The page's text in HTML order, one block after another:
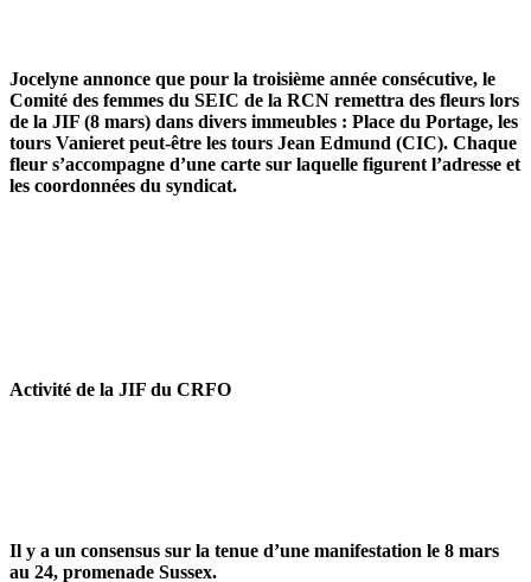
Jocelyne annonce que pour la troisième année consécutive, le
Comité des femmes du SEIC de la RCN remettra des fleurs lors
de la JIF (8 mars) dans divers immeubles : Place du Portage, les
tours Vanieret peut-être les tours Jean Edmund (CIC). Chaque
fleur s’accompagne d’une carte sur laquelle figurent l’adresse et
les coordonnées du syndicat.
Activité de la JIF du CRFO
Il y a un consensus sur la tenue d’une manifestation le 8 mars
au 24, promenade Sussex.